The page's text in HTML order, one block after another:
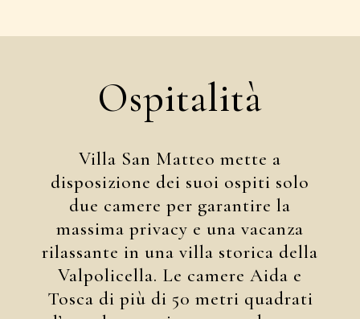
Ospitalità
Villa San Matteo mette a
disposizione dei suoi ospiti solo
due camere per garantire la
massima privacy e una vacanza
rilassante in una villa storica della
Valpolicella. Le camere Aida e
Tosca di più di 50 metri quadrati